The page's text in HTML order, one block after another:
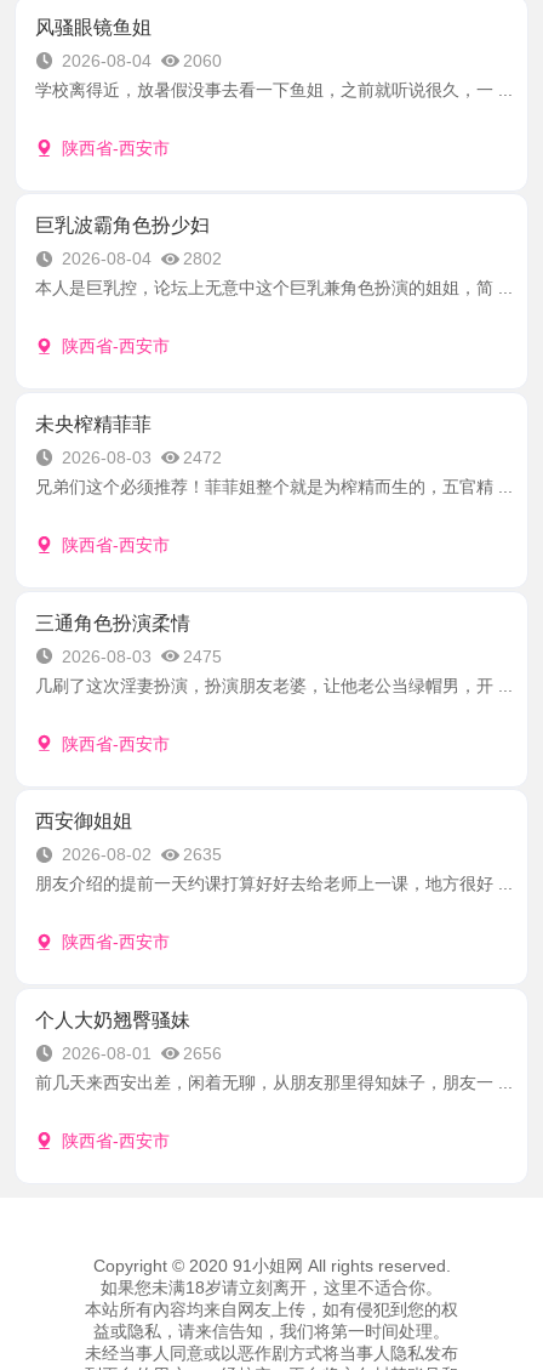
风骚眼镜鱼姐
2026-08-04
2060
学校离得近，放暑假没事去看一下鱼姐，之前就听说很久，一 ...
陕西省-西安市
巨乳波霸角色扮少妇
2026-08-04
2802
本人是巨乳控，论坛上无意中这个巨乳兼角色扮演的姐姐，简 ...
陕西省-西安市
未央榨精菲菲
2026-08-03
2472
兄弟们这个必须推荐！菲菲姐整个就是为榨精而生的，五官精 ...
陕西省-西安市
三通角色扮演柔情
2026-08-03
2475
几刷了这次淫妻扮演，扮演朋友老婆，让他老公当绿帽男，开 ...
陕西省-西安市
西安御姐姐
2026-08-02
2635
朋友介绍的提前一天约课打算好好去给老师上一课，地方很好 ...
陕西省-西安市
个人大奶翘臀骚妹
2026-08-01
2656
前几天来西安出差，闲着无聊，从朋友那里得知妹子，朋友一 ...
陕西省-西安市
Copyright © 2020 91小姐网 All rights reserved.
如果您未满18岁请立刻离开，这里不适合你。
本站所有內容均来自网友上传，如有侵犯到您的权
益或隐私，请来信告知，我们将第一时间处理。
未经当事人同意或以恶作剧方式将当事人隐私发布